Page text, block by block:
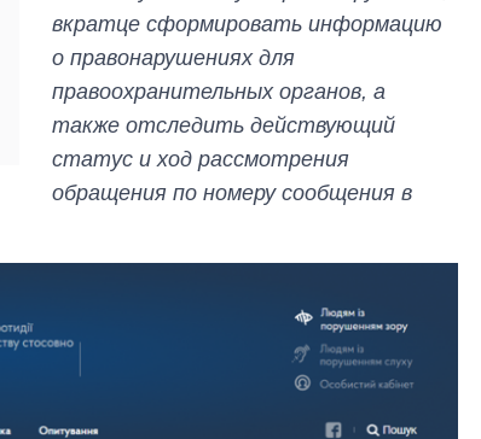
вкратце сформировать информацию
о правонарушениях для
правоохранительных органов, а
также отследить действующий
статус и ход рассмотрения
обращения по номеру сообщения в